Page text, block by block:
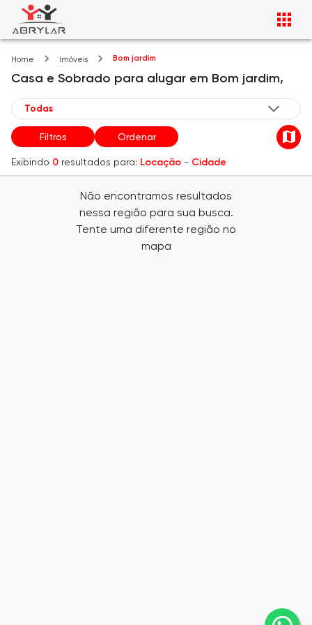
Home Imóveis Bom jardim
Casa e Sobrado para alugar em Bom jardim,
Filtros Ordenar
Exibindo 0 resultados para: Locação - Cidade
Não encontramos resultados
nessa região para sua busca.
Tente uma diferente região no
mapa